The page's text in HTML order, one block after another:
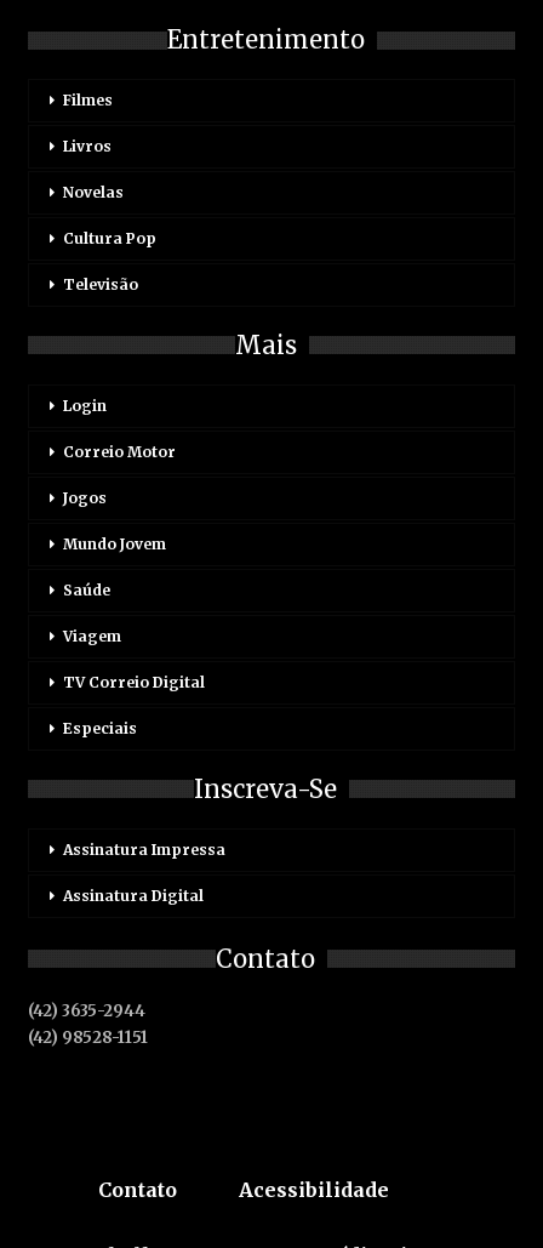
Entretenimento
Filmes
Livros
Novelas
Cultura Pop
Televisão
Mais
Login
Correio Motor
Jogos
Mundo Jovem
Saúde
Viagem
TV Correio Digital
Especiais
Inscreva-Se
Assinatura Impressa
Assinatura Digital
Contato
(42) 3635-2944
(42) 98528-1151
Contato Acessibilidade